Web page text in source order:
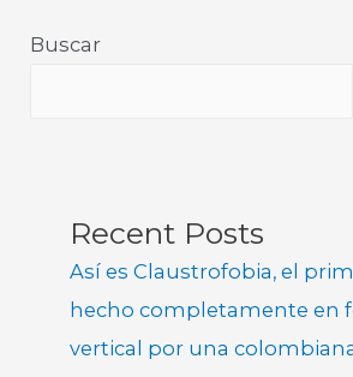
Buscar
Recent Posts
Así es Claustrofobia, el
hecho completamente en
vertical por una